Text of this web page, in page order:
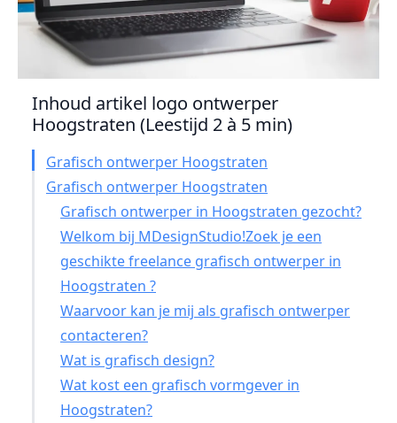
Inhoud artikel logo ontwerper
Hoogstraten (Leestijd 2 à 5 min)
Grafisch ontwerper Hoogstraten
Grafisch ontwerper Hoogstraten
Grafisch ontwerper in Hoogstraten gezocht?
Welkom bij MDesignStudio!Zoek je een
geschikte freelance grafisch ontwerper in
Hoogstraten ?
Waarvoor kan je mij als grafisch ontwerper
contacteren?
Wat is grafisch design?
Wat kost een grafisch vormgever in
Hoogstraten?